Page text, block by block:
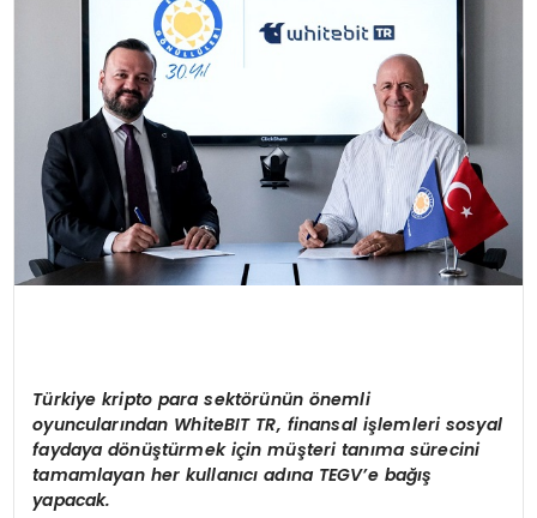
Türkiye kripto para sektörünün önemli
oyuncularından WhiteBIT TR, finansal işlemleri sosyal
faydaya dönüştürmek içinmüşteri tanıma sürecini
tamamlayan her kullanıcı adına TEGV’e bağış
yapacak.